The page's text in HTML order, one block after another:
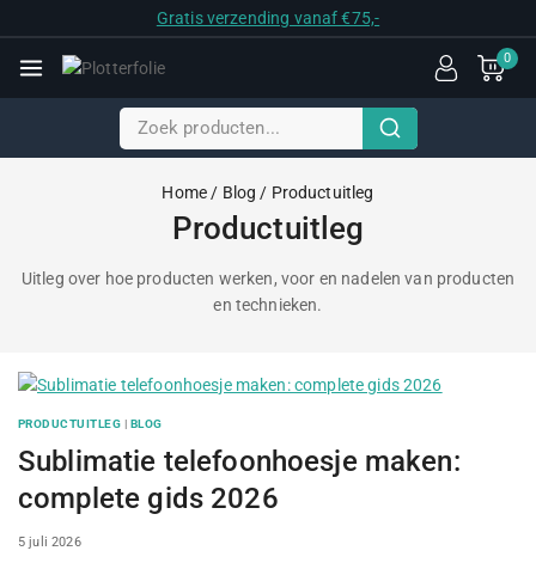
Gratis verzending vanaf €75,-
0
Home / Blog / Productuitleg
Productuitleg
Uitleg over hoe producten werken, voor en nadelen van producten
en technieken.
PRODUCTUITLEG | BLOG
Sublimatie telefoonhoesje maken:
complete gids 2026
By
5 juli 2026